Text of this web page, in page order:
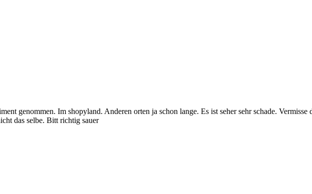
genommen. Im shopyland. Anderen orten ja schon lange. Es ist seher sehr schade.
das selbe. Bitt richtig sauer